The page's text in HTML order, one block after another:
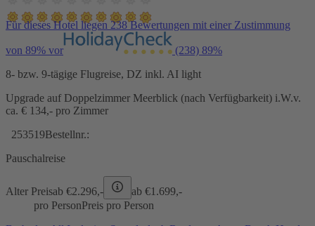
Für dieses Hotel liegen 238 Bewertungen mit einer Zustimmung
von 89% vor (238) 89%
8- bzw. 9-tägige Flugreise, DZ inkl. AI light
Upgrade auf Doppelzimmer Meerblick (nach Verfügbarkeit) i.W.v.
ca. € 134,- pro Zimmer
253519Bestellnr.:
Pauschalreise
Alter Preisab €2.296,- ab €1.699,-
pro PersonPreis pro Person